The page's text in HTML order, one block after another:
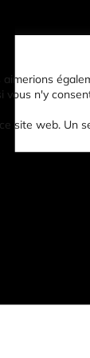
n'y
site web.